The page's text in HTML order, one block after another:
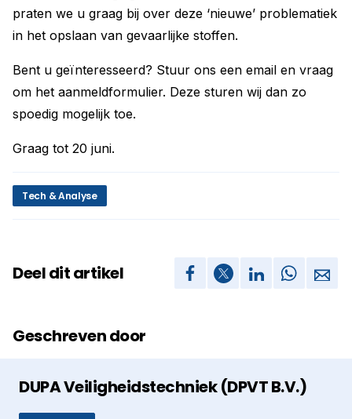
praten we u graag bij over deze ‘nieuwe’ problematiek
in het opslaan van gevaarlijke stoffen.
Bent u geïnteresseerd? Stuur ons een email en vraag
om het aanmeldformulier. Deze sturen wij dan zo
spoedig mogelijk toe.
Graag tot 20 juni.
Tech & Analyse
Deel dit artikel
Geschreven door
DUPA Veiligheidstechniek (DPVT B.V.)